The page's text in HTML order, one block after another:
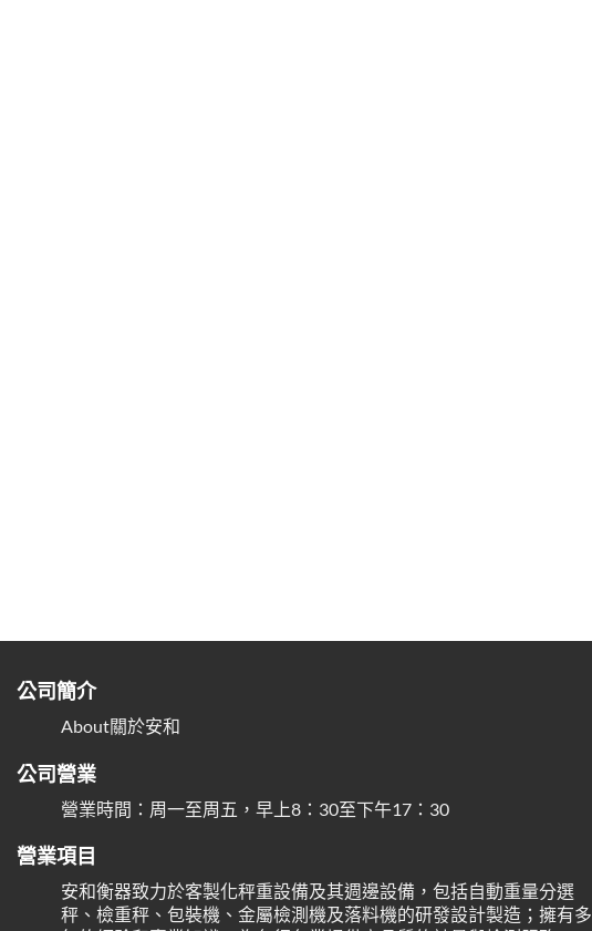
公司簡介
About關於安和
公司營業
營業時間：周一至周五，早上8：30至下午17：30
營業項目
安和衡器致力於客製化秤重設備及其週邊設備，包括自動重量分選
秤、檢重秤、包裝機、金屬檢測機及落料機的研發設計製造；擁有多